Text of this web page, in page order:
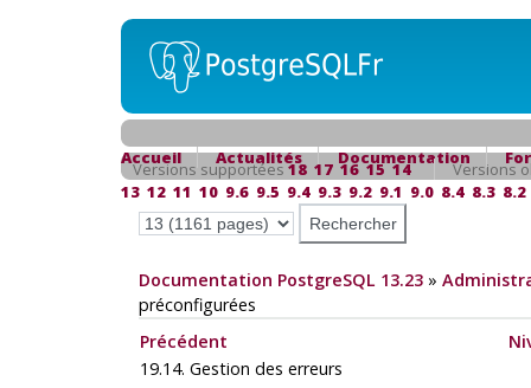
Accueil Actualités Documentation
Versions supportées18 17 16 15 14
Versions
13 12 11 10 9.6 9.5 9.4 9.3 9.2 9.1 9.0 8.4 8.3 8.2
Documentation PostgreSQL 13.23»
préconfigurées
Précédent
19.14. Gestion des erreurs